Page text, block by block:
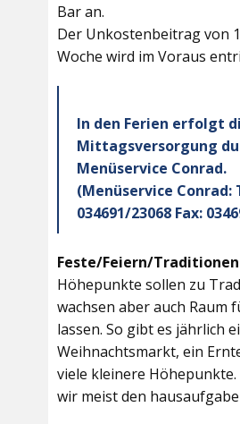
Bar an.
Der Unkostenbeitrag von
Woche wird im Voraus
In den Ferien erfolgt
Mittagsversorgung
Menüservice Conrad.
(Menüservice Conrad:
034691/23068 Fax:
Feste/Feiern/Traditionen
Höhepunkte sollen zu
wachsen aber auch Raum
lassen. So gibt es jährlich
Weihnachtsmarkt, ein
viele kleinere
wir meist den